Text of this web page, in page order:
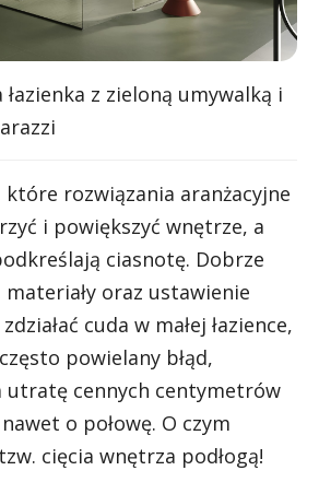
z zieloną umywalką i
rozwiązania aranżacyjne
i powiększyć wnętrze, a
ciasnotę. Dobrze
oraz ustawienie
cuda w małej łazience,
powielany błąd,
utratę cennych centymetrów
o połowę. O czym
cięcia wnętrza podłogą!